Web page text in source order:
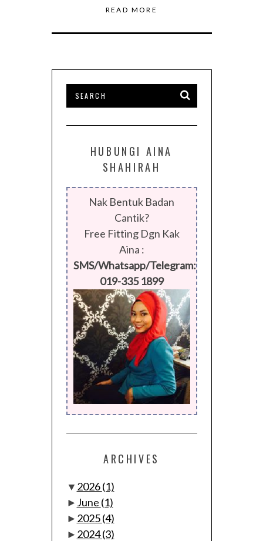
READ MORE
HUBUNGI AINA
SHAHIRAH
Nak Bentuk Badan
Cantik?
Free Fitting Dgn Kak
Aina :
SMS/Whatsapp/Telegram:
019-335 1899
ARCHIVES
▼ 2026(1)
► June (1)
► 2025(4)
► 2024(3)